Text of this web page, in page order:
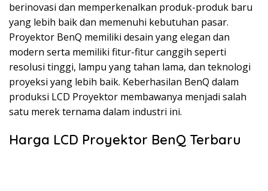
berinovasi dan memperkenalkan produk-produk baru
yang lebih baik dan memenuhi kebutuhan pasar.
Proyektor BenQ memiliki desain yang elegan dan
modern serta memiliki fitur-fitur canggih seperti
resolusi tinggi, lampu yang tahan lama, dan teknologi
proyeksi yang lebih baik. Keberhasilan BenQ dalam
produksi LCD Proyektor membawanya menjadi salah
satu merek ternama dalam industri ini.
Harga LCD Proyektor BenQ Terbaru